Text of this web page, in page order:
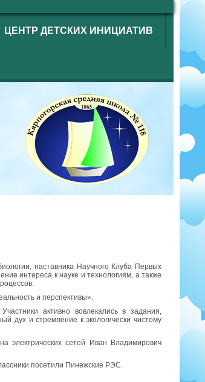
ЦЕНТР ДЕТСКИХ ИНИЦИАТИВ
наставника Научного Клуба Первых
интереса к науке и технологиям, а также
и перспективы».
активно вовлекались в задания,
дух и стремление к экологически чистому
электрических сетей Иван Владимирович
посетили Пинежские РЭС.